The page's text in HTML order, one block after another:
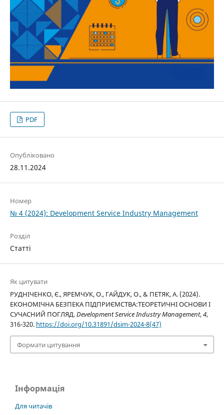
PDF
Опубліковано
28.11.2024
Номер
№ 4 (2024): Development Service Industry Management
Розділ
Статті
Як цитувати
РУДНІЧЕНКО, Є., ЯРЕМЧУК, О., ГАЙДУК, О., & ПЕТЯК, А. (2024).
ЕКОНОМІЧНА БЕЗПЕКА ПІДПРИЄМСТВА:ТЕОРЕТИЧНІ ОСНОВИ І
СУЧАСНИЙ ПОГЛЯД.Development Service Industry Management,4,
316-320. https://doi.org/10.31891/dsim-2024-8(47)
Формати цитування
Інформація
Для читачів